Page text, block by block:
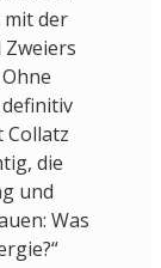
mit der
Collatz
die
und
Was